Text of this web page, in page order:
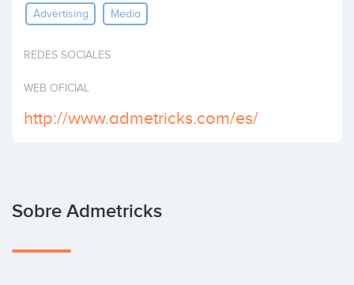
Invertir
Advertising Media
REDES SOCIALES
WEB OFICIAL
http://www.admetricks.com/es/
Sobre Admetricks